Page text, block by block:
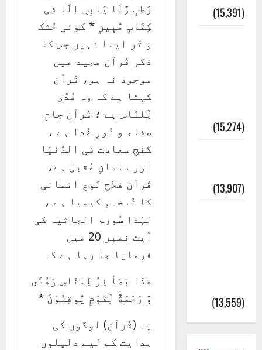
رَطبٍ وَّلَا یَابِسٍ اِلَّا فِی
کِتَابٍ مُّبِینٍ * کوئی خُشک
و تَر ایسا نہیں جس کا
ذکر قُرآن مجید میں
موجود نہ ہو، قُرآن
کہتا ہے کہ وہ ھُدًی
لِّلنَّاس ہے ؛ قُرآن جامِ
صفاء و نُورِ خُدا ہے ،
گنجِ سعادت فی الدُّنْيَا
اور سامانِ عُقبیٰ ہے،
قُرآن فلاحِ نَوعِ انسانی
کا نُسخہءِ کیمیا ہے ،
لہٰذا سُورۃ الجاثیہ کی
آیت نمبر 20 میں
فرمایا جا رہا ہے کہ
ھٰذَا بَصَأ ئِرُ لِلنَّاسِ وَھُدًی
وَّ رَحْمَةٌ لِّقَوْمٍ يُّوقِنُوْنَ *
یہ (قُرآن) لوگوں کی
ہدایت کے لیے دلیلوں
(15,391)
(15,274)
(13,907)
(13,559)